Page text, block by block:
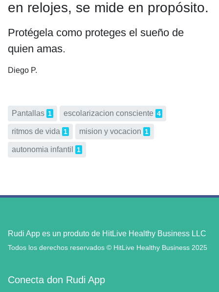
en relojes, se mide en propósito.
Protégela como proteges el sueño de
quien amas.
Diego P.
Pantallas 1 escolarizacion consciente 4
ritmos de vida 1 mision y vocacion 1
autonomia infantil 1
Rudi App es un produto de HitLive Healthy Business LLC
Todos los derechos reservados © HitLive Healthy Business 2025
Conecta don Rudi App